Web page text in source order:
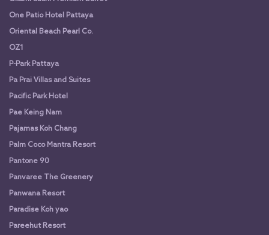
One Patio Hotel Pattaya
Oriental Beach Pearl Co.
OZ1
P-Park Pattaya
Pa Prai Villas and Suites
Pacific Park Hotel
Pae Keing Nam
Pajamas Koh Chang
Palm Coco Mantra Resort
Pantone 90
Panvaree The Greenery
Panwana Resort
Paradise Koh yao
Pareehut Resort